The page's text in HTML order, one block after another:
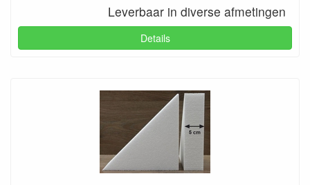
Leverbaar in diverse afmetingen
Details